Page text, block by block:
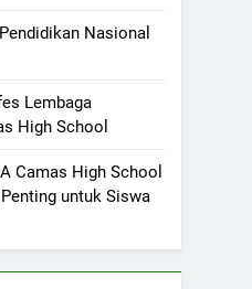
Nasional
Lembaga
High School
Camas High School
untuk Siswa